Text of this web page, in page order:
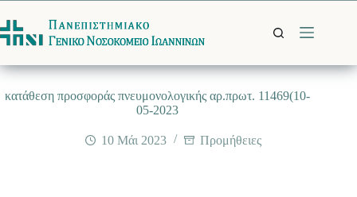
στο
περιεχόμενο
κατάθεση προσφοράς πνευμονολογικής αρ.πρωτ. 11469(10-
05-2023
10 Μάι 2023 Προμήθειες